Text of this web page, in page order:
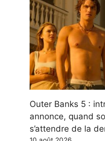
Outer Banks 5 :
annonce, quand
s’attendre de la